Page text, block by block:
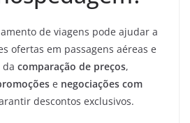
de viagens pode ajudar a
ofertas em passagens aéreas e
da comparação de preços,
e negociações com
descontos exclusivos.